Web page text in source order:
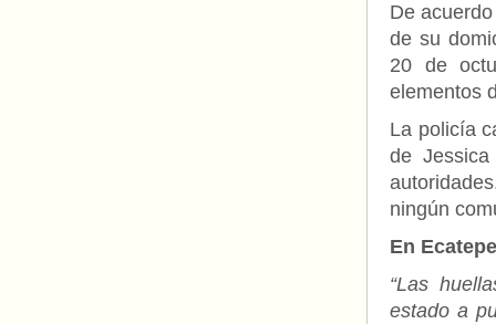
De
de su
20 de
elementos
La policía
de
ningún
En
“Las
estado a